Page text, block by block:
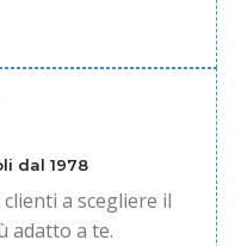
dal 1978
a scegliere il
adatto a te.